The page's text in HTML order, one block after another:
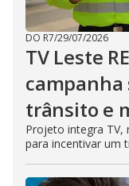
DO R7/29/07/2026
TV Leste
campanha
trânsito e
Projeto integra TV,
para incentivar um